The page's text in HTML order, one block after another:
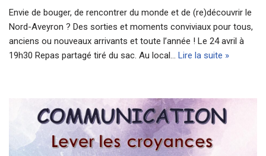
Envie de bouger, de rencontrer du monde et de (re)découvrir le
Nord-Aveyron ? Des sorties et moments conviviaux pour tous,
anciens ou nouveaux arrivants et toute l’année ! Le 24 avril à
19h30 Repas partagé tiré du sac. Au local… Lire la suite »